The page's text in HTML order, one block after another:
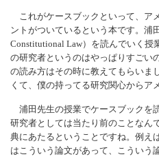
これがケースブックといって、ア
ントがついているという本です。浦
Constitutional Law）を読んでいく授
の研究者というのはやっぱりすごい
の読み方はその時に教えてもらいま
くて、僕の持ってる研究関心からア
浦田先生の授業でケースブックを
研究者としては当たり前のことなん
典にあたるということですね。例え
はこういう論文があって、こういう